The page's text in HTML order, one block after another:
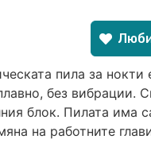
пила за
без вибрации.
блок. Пилата има
на работните